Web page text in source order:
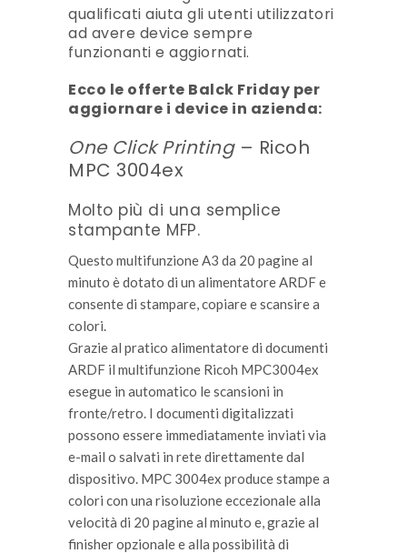
qualificati aiuta gli utenti utilizzatori
ad avere device sempre
funzionanti e aggiornati.
Ecco le offerte Balck Friday per
aggiornare i device in azienda:
One Click Printing– Ricoh
MPC 3004ex
Molto più di una semplice
stampante MFP.
Questo multifunzione A3 da 20 pagine al
minuto è dotato di un alimentatore ARDF e
consente di stampare, copiare e scansire a
colori.
Grazie al pratico alimentatore di documenti
ARDF il multifunzione Ricoh MPC3004ex
esegue in automatico le scansioni in
fronte/retro. I documenti digitalizzati
possono essere immediatamente inviati via
e-mail o salvati in rete direttamente dal
dispositivo. MPC 3004ex produce stampe a
colori con una risoluzione eccezionale alla
velocità di 20 pagine al minuto e, grazie al
finisher opzionale e alla possibilità di